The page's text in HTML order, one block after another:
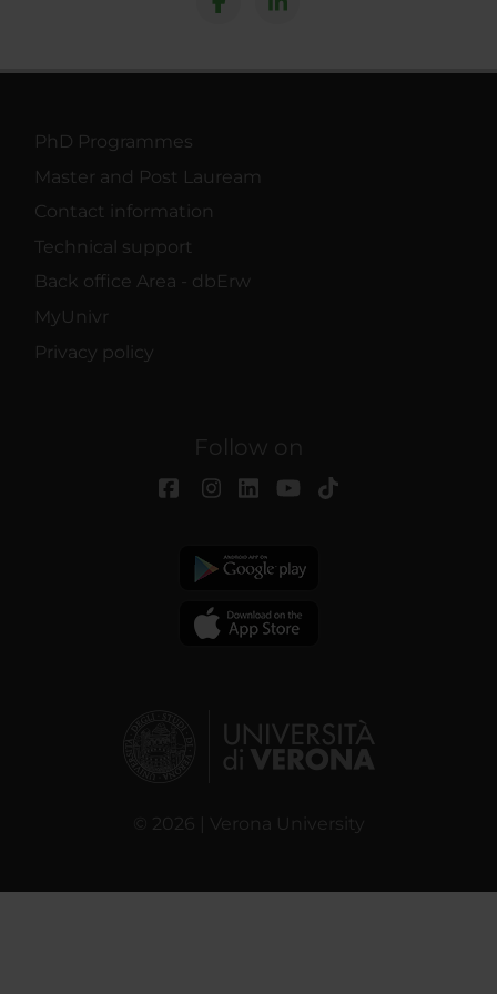
PhD Programmes
Master and Post Lauream
Contact information
Technical support
Back office Area - dbErw
MyUnivr
Privacy policy
Follow on
© 2026 | Verona University